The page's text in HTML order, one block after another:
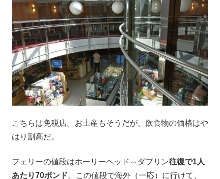
こちらは免税店。お土産もそうだが、飲食物の価格はや
はり割高だ。
フェリーの値段はホーリーヘッド⇔ダブリン往復で1人
あたり70ポンド。この値段で海外（一応）に行けて、